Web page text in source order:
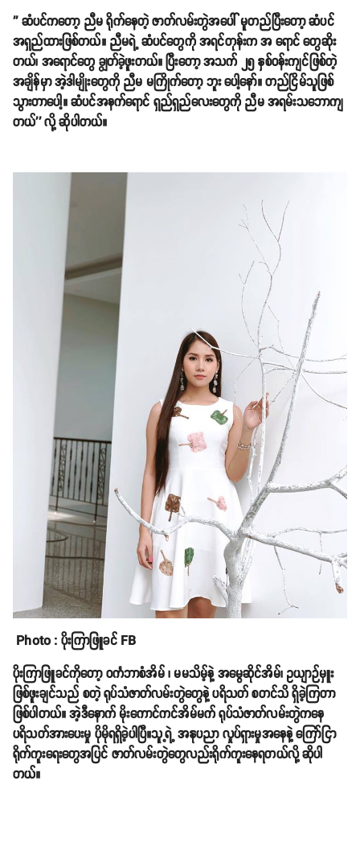
'' ဆံပင်ကတော့ ညီမ ရိုက်နေတဲ့ ဇာတ်လမ်းတွဲအပေါ် မူတည်ပြီးတော့ ဆံပင်
အရှည်ထားဖြစ်တယ်။ ညီမရဲ့ ဆံပင်တွေကို အရင်တုန်းက အ ရောင် တွေဆိုး
တယ်၊ အရောင်တွေ ချွတ်ခဲ့ဖူးတယ်။ ပြီးတော့ အသက် ၂၅ နှစ်ဝန်းကျင်ဖြစ်တဲ့
အချိန်မှာ အဲ့ဒါမျိုးတွေကို ညီမ မကြိုက်တော့ ဘူး ပေါ့နော်။ တည်ငြိမ်သူဖြစ်
သွားတာပေါ့။ ဆံပင်အနက်ရောင် ရှည်ရှည်လေးတွေကို ညီမ အရမ်းသဘောကျ
တယ်'' လို့ ဆိုပါတယ်။
Photo : ပိုးကြာဖြူခင် FB
ပိုးကြာဖြူခင်ကိုတော့ ဝင်္ကဘာစံအိမ် ၊ မမသိမ့်နဲ့ အမွေဆိုင်အိမ်၊ ဥယျာဉ်မှူး
ဖြစ်ဖူးချင်သည် စတဲ့ ရုပ်သံဇာတ်လမ်းတွဲတွေနဲ့ ပရိသတ် စတင်သိ ရှိခဲ့ကြတာ
ဖြစ်ပါတယ်။ အဲ့ဒီနောက် မိုးကောင်ကင်အိမ်မက် ရုပ်သံဇာတ်လမ်းတွဲကနေ
ပရိသတ်အားပေးမှု ပိုမိုရရှိခဲ့ပါပြီ။သူ့ရဲ့ အနုပညာ လှုပ်ရှားမှုအနေနဲ့ ကြော်ငြာ
ရိုက်ကူးရေးတွေအပြင် ဇာတ်လမ်းတွဲတွေလည်းရိုက်ကူးနေရတယ်လို့ ဆိုပါ
တယ်။